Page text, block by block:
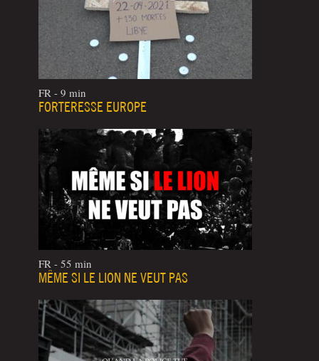
FR - 9 min
FORTERESSE EUROPE
FR - 55 min
MÊME SI LE LION NE VEUT PAS